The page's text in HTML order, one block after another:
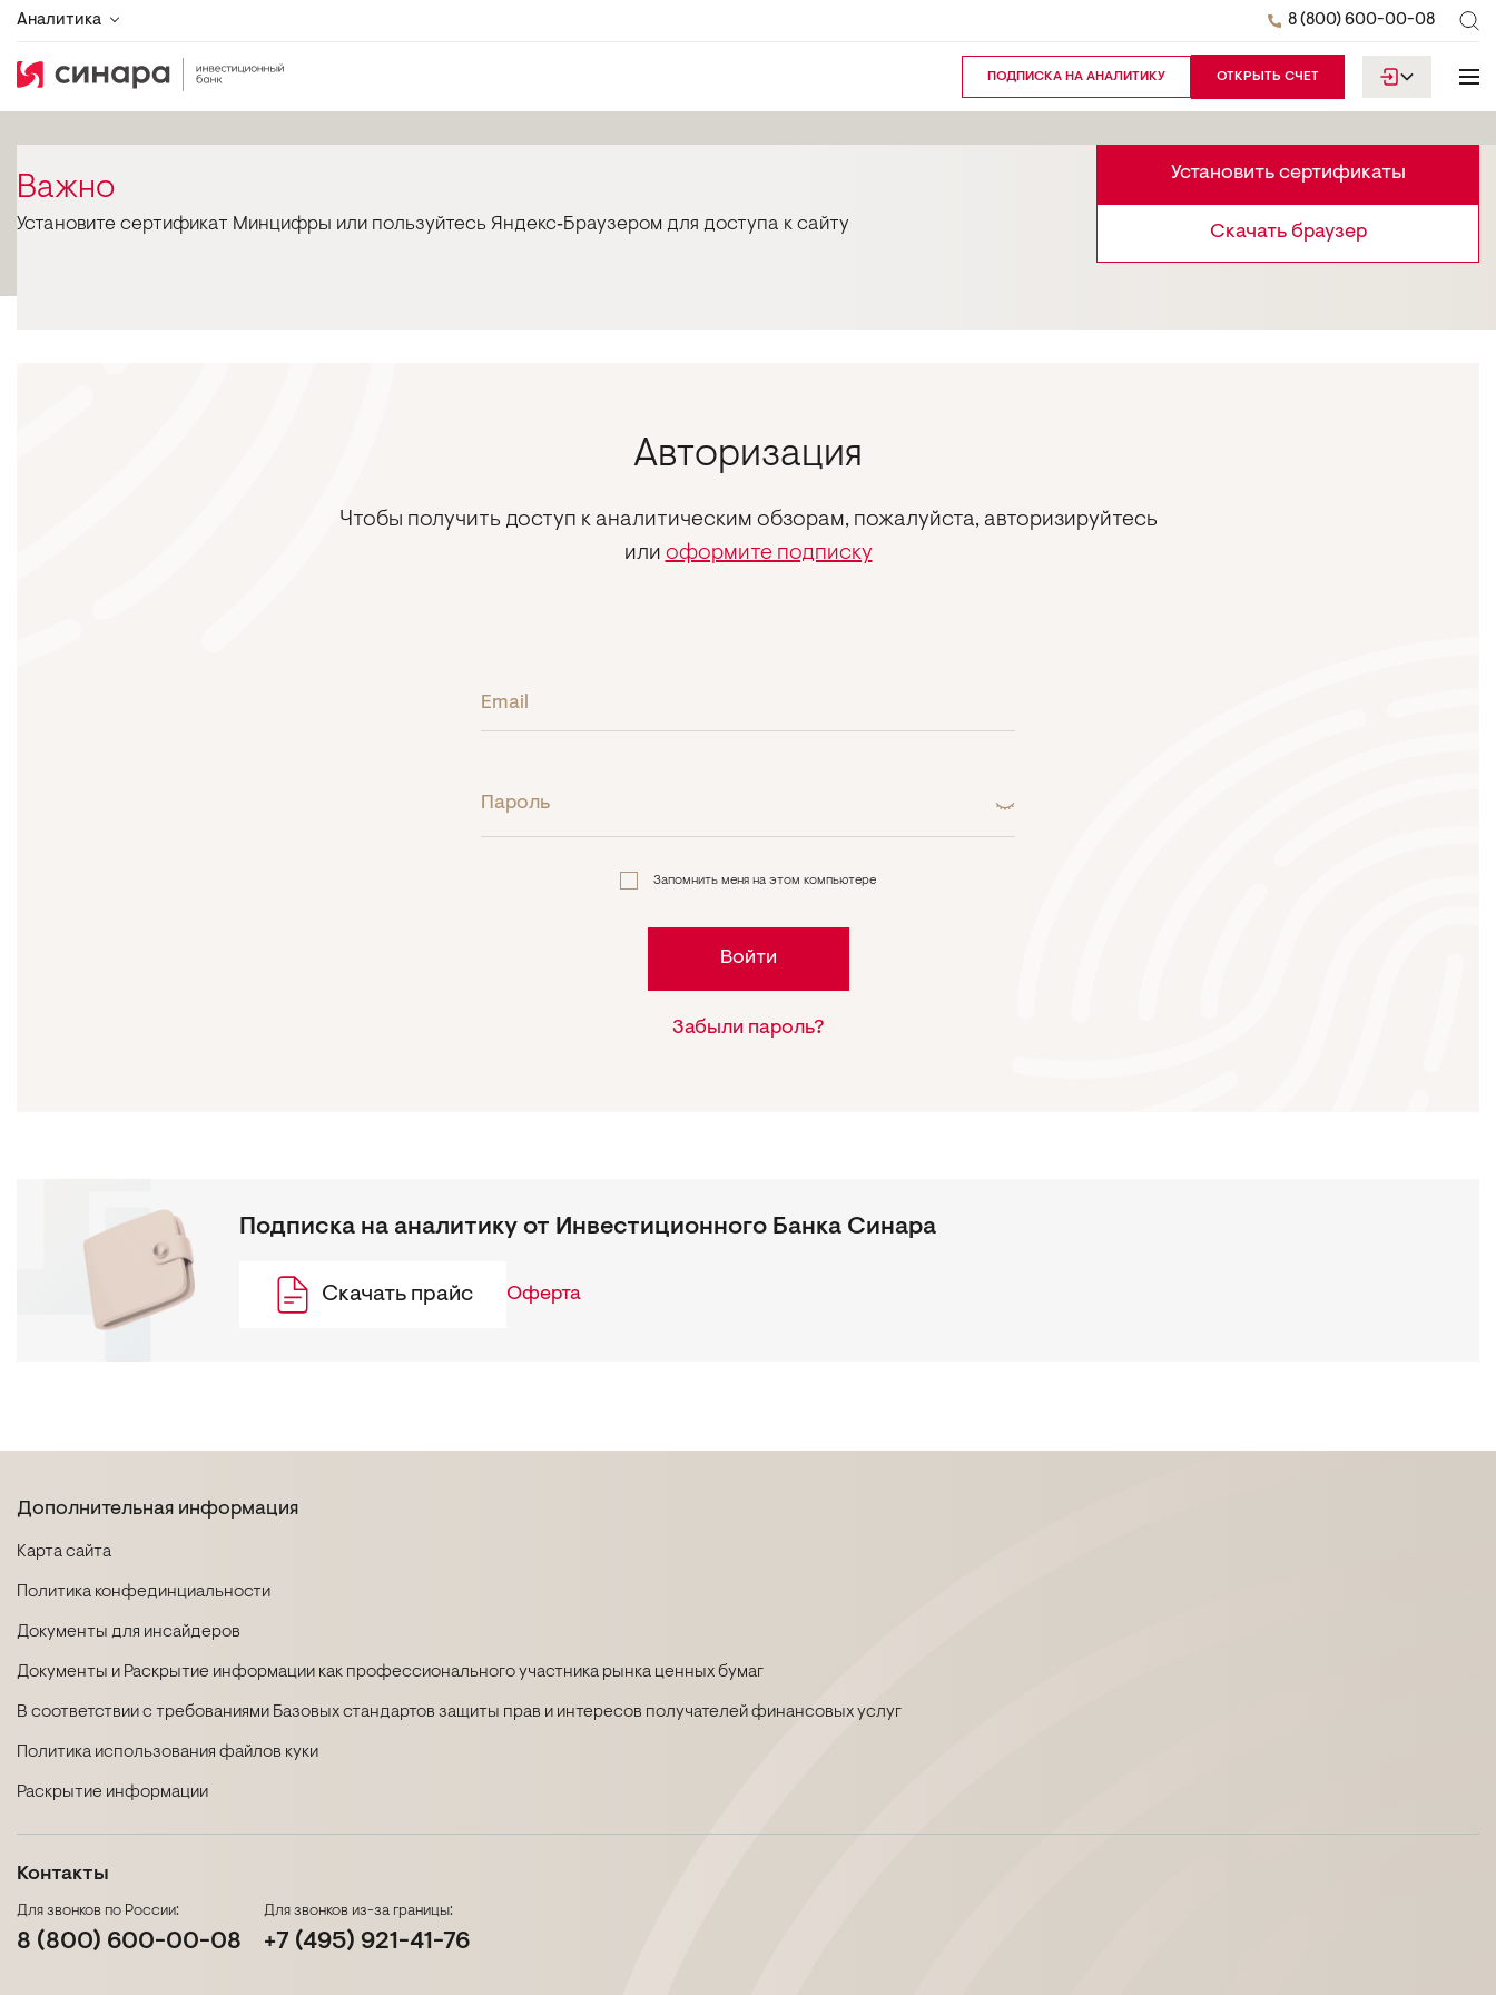
Аналитика 8 (800) 600-00-08
ПОДПИСКА НА АНАЛИТИКУ ОТКРЫТЬ СЧЕТ
Важно
Установите сертификат Минцифры или пользуйтесь Яндекс‑Браузером для доступа к сайту
Установить сертификаты
Скачать браузер
Авторизация
Чтобы получить доступ к аналитическим обзорам, пожалуйста, авторизируйтесь
или оформите подписку
Email
Пароль
Запомнить меня на этом компьютере
Войти
Забыли пароль?
Подписка на аналитику от Инвестиционного Банка Синара
Скачать прайс Оферта
Дополнительная информация
Карта сайта
Политика конфединциальности
Документы для инсайдеров
Документы и Раскрытие информации как профессионального участника рынка ценных бумаг
В соответствии с требованиями Базовых стандартов защиты прав и интересов получателей финансовых услуг
Политика использования файлов куки
Раскрытие информации
Контакты
Для звонков по России:
8 (800) 600-00-08
Для звонков из-за границы:
+7 (495) 921-41-76